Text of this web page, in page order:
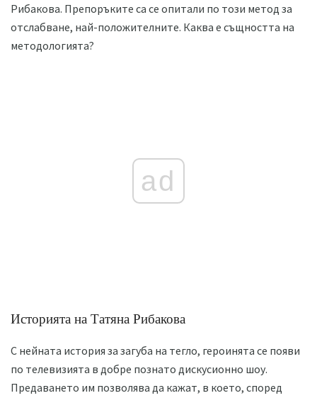
Рибакова. Препоръките са се опитали по този метод за
отслабване, най-положителните. Каква е същността на
методологията?
ad
Историята на Татяна Рибакова
С нейната история за загуба на тегло, героинята се появи
по телевизията в добре познато дискусионно шоу.
Предаването им позволява да кажат, в което, според